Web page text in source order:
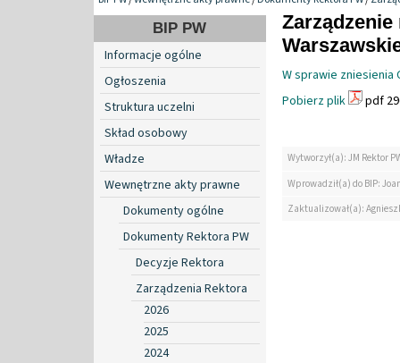
BIP PW
Informacje ogólne
Ogłoszenia
Struktura uczelni
Skład osobowy
Władze
Wewnętrzne akty prawne
Dokumenty ogólne
Dokumenty Rektora PW
Decyzje Rektora
Zarządzenia Rektora
2026
2025
2024
W sprawie zniesienia
Pobierz plik
pdf
Wytworzył(a): JM Rektor
Wprowadził(a) do BIP:
Zaktualizował(a):